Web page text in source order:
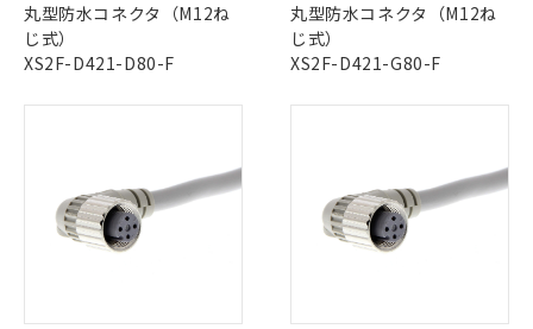
丸型防水コネクタ（M12ね
じ式）
XS2F-D421-D80-F
丸型防水コネクタ（M12ね
じ式）
XS2F-D421-G80-F